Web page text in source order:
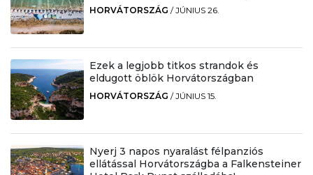
HORVÁTORSZÁG /JÚNIUS 26.
Ezek a legjobb titkos strandok és
eldugott öblök Horvátországban
HORVÁTORSZÁG /JÚNIUS 15.
Nyerj 3 napos nyaralást félpanziós
ellátással Horvátországba a Falkensteiner